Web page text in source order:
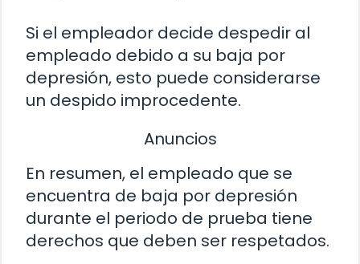
Si el empleador decide despedir al
empleado debido a su baja por
depresión, esto puede considerarse
un despido improcedente.
Anuncios
En resumen, el empleado que se
encuentra de baja por depresión
durante el periodo de prueba tiene
derechos que deben ser respetados.